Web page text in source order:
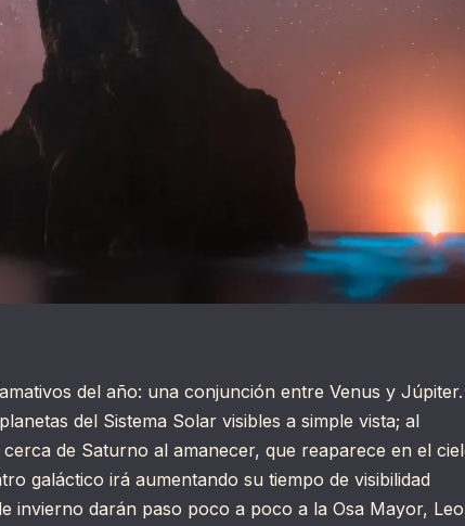
del año: una conjunción entre Venus y Júpiter.
del Sistema Solar visibles a simple vista; al
de Saturno al amanecer, que reaparece en el
galáctico irá aumentando su tiempo de visibilidad
invierno darán paso poco a poco a la Osa Mayor,